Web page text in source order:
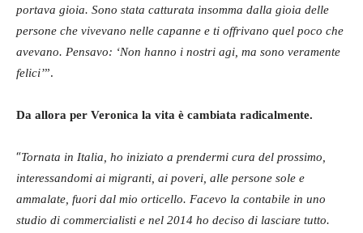
portava gioia. Sono stata catturata insomma dalla gioia delle
persone che vivevano nelle capanne e ti offrivano quel poco che
avevano. Pensavo: ‘Non hanno i nostri agi, ma sono veramente
felici’”.
Da allora per Veronica la vita è cambiata radicalmente.
“Tornata in Italia, ho iniziato a prendermi cura del prossimo,
interessandomi ai migranti, ai poveri, alle persone sole e
ammalate, fuori dal mio orticello. Facevo la contabile in uno
studio di commercialisti e nel 2014 ho deciso di lasciare tutto.